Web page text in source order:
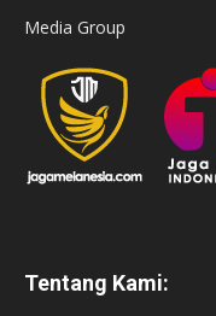
Media Group
Tentang Kami: